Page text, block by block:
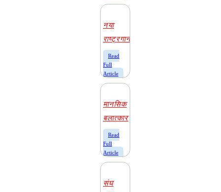
नया
राष्ट्रगान
​Read
Full
Article
मानसिक
बलात्कार
​Read
Full
Article
संघ